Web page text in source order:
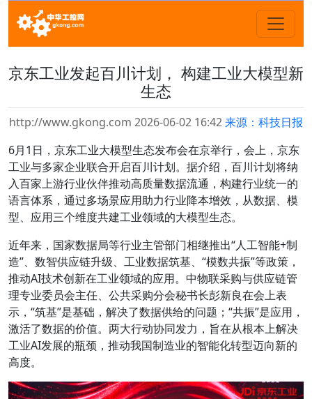
京东工业发起百川计划， 构建工业大模型新
生态
http://www.gkong.com 2026-06-02 16:42来源：科技日报
6月1日，京东工业大模型生态发布会在京举行，会上，京东
工业与多家企业联合开启百川计划。据介绍，百川计划将纳
入百家上游行业伙伴推动高质量数据流通，构建行业统一的
语言体系，通过多场景应用助力行业降本增效，从数据、模
型、应用三个维度共建工业领域的大模型生态。
近年来，国家数据局等行业主管部门相继推出“人工智能+制
造”、数智供应链升级、工业数据筑基、“模数共振”等政策，
推动AI技术创新在工业领域的应用。中物联采购与供应链管
理专业委员会主任、公共采购分会秘书长彭新良在会上表
示，“筑基”是基础，解决了数据供给的问题；“共振”是应用，
激活了数据的价值。两大行动协同发力，旨在从根本上解决
工业AI发展的瓶颈，推动我国制造业的智能化转型迈向新的
高度。